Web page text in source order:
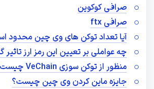
صرافی کوکوین
صرافی ftx
آیا تعداد توکن های وی چین محدود
چه عواملی بر تعیین این رمز ارز تاثیر
منظور از توکن سوزی VeChain چیست؟
جایزه ماین کردن وی چین چیست؟